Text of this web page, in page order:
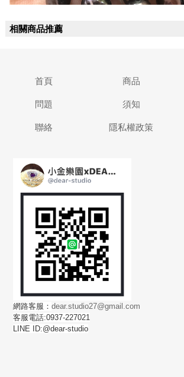
相關商品推薦
首頁 商品
問題 須知
聯絡 隱私權政策
網路客服：dear.studio27@gmail.com
客服電話:0937-227021
LINE ID:@dear-studio